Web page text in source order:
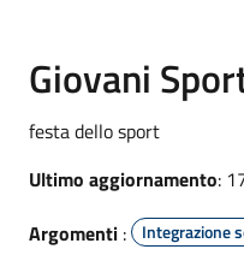
Giovani
festa dello sport
Ultimo aggiornamento:
Argomenti : Integrazione